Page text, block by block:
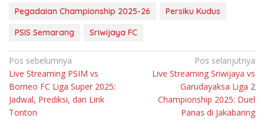
Pegadaian Championship 2025-26
Persiku Kudus
PSIS Semarang
Sriwijaya FC
Navigasi
pos
Pos sebelumnya
Live Streaming PSIM vs
Borneo FC Liga Super 2025:
Jadwal, Prediksi, dan Link
Tonton
Pos selanjutnya
Live Streaming Sriwijaya vs
Garudayaksa Liga 2
Championship 2025: Duel
Panas di Jakabaring